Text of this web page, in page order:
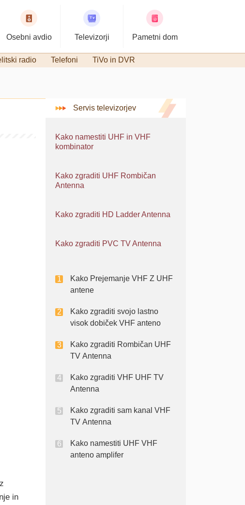
Osebni avdio Televizorji Pametni dom
radio Telefoni TiVo in DVR
in
Servis televizorjev
Kako namestiti UHF in VHF
kombinator
Kako zgraditi UHF Rombičan
Antenna
Kako zgraditi HD Ladder Antenna
Kako zgraditi PVC TV Antenna
Kako Prejemanje VHF Z UHF
antene
Kako zgraditi svojo lastno
visok dobiček VHF anteno
Kako zgraditi Rombičan UHF
TV Antenna
Kako zgraditi VHF UHF TV
Antenna
Kako zgraditi sam kanal VHF
TV Antenna
Kako namestiti UHF VHF
anteno amplifer